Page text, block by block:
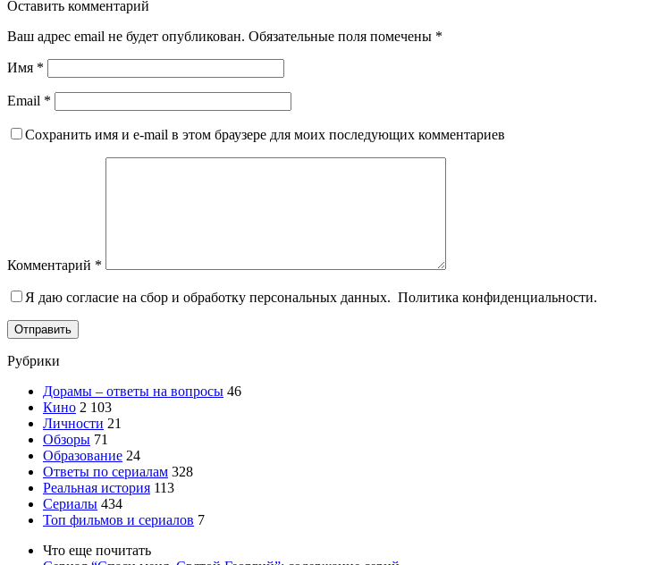
Оставить комментарий
Ваш адрес email не будет опубликован. Обязательные поля помечены *
Имя *
Email *
Сохранить имя и e-mail в этом браузере для моих последующих комментариев
Комментарий *
Я даю согласие на сбор и обработку персональных данных. Политика конфиденциальности.
Отправить
Рубрики
Дорамы – ответы на вопросы 46
Кино 2 103
Личности 21
Обзоры 71
Образование 24
Ответы по сериалам 328
Реальная история 113
Сериалы 434
Топ фильмов и сериалов 7
Что еще почитать